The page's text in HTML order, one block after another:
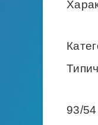
93/54